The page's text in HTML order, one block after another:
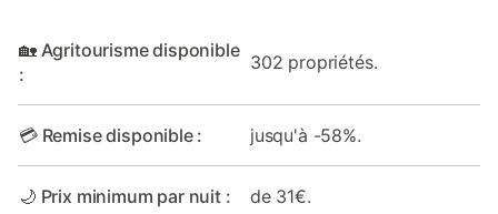
🏡 Agritourisme disponible
:
302 propriétés.
💳 Remise disponible : jusqu'à -58%.
🌙 Prix minimum par nuit : de 31€.